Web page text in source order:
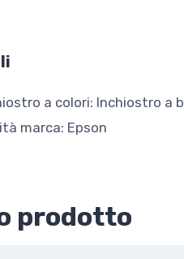
a colori: Inchiostro a
marca: Epson
prodotto